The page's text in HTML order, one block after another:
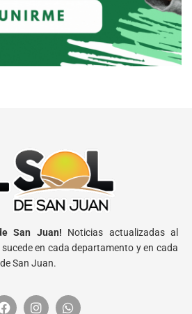
San Juan! Noticias actualizadas al
en cada departamento y en cada
San Juan.